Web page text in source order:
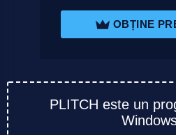
OBȚINE
PLITCH este un